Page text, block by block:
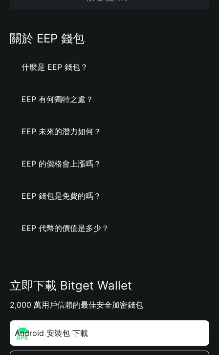
關於 EEP 錢包
什麼是 EEP 錢包？
EEP 有何獨特之處？
EEP 未來的潛力如何？
EEP 的價格會上漲嗎？
EEP 錢包是免費的嗎？
EEP 代幣的價值是多少？
立即下載 Bitget Wallet
2,000 萬用戶信賴的最佳安全加密錢包
Android 安裝包 下載